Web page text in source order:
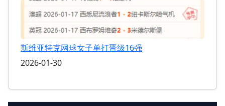
斯维亚特克网球女子单打晋级16强
2026-01-30